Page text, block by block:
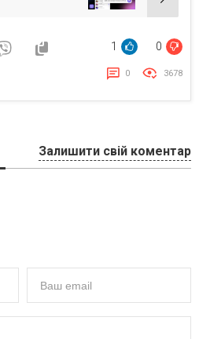
1 0
0 3678
Залишити свій коментар